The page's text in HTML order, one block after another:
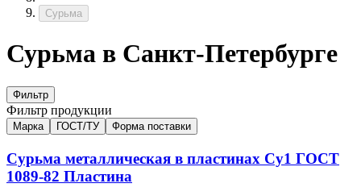
Сурьма
Сурьма в Санкт-Петербурге
Фильтр
Фильтр продукции
Марка ГОСТ/ТУ Форма поставки
Сурьма металлическая в пластинах Су1 ГОСТ
1089-82 Пластина